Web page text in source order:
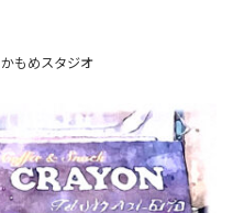
かもめスタジオ